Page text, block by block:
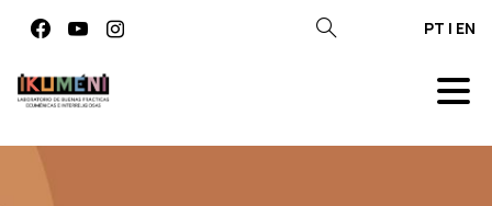
PT | EN